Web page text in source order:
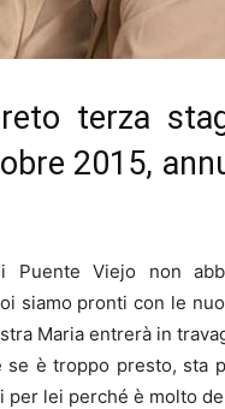
terza
2015,
Viejo non
siamo pronti con le
Maria entrerà in
se è troppo presto, sta
per lei perché è molto